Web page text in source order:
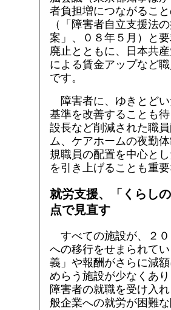
者負担増につながるこ
（「障害者自立支援法
案」、０８年５月）と
廃止とともに、日本共
による賃金アップなど
です。
障害者に、ゆきとど
基準を改善することも
設長など削減された職
ム、ケアホームの夜勤
規職員の配置を中心と
を引き上げることも重
就労支援、「くらし
点で見直す
すべての施設が、２
への移行をせまられて
義」や報酬がさらに減
めらう施設が少なくあ
障害者の就職を受け入
般企業への就労が困難